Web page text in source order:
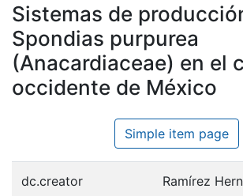
Browse Kérwá
Statistics
Sistemas de
Spondias purpurea
(Anacardiaceae) en el
occidente de México
Simple item page
dc.creator Ramírez